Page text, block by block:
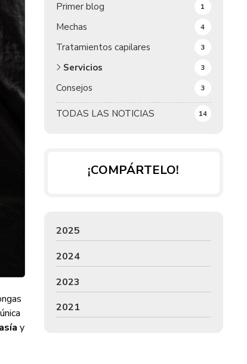
TODAS LAS NOTICIAS 14
Primer blog 1
Mechas 4
Tratamientos capilares 3
Servicios 3
Consejos 3
y
¡COMPÁRTELO!
2025
2024
2023
2021